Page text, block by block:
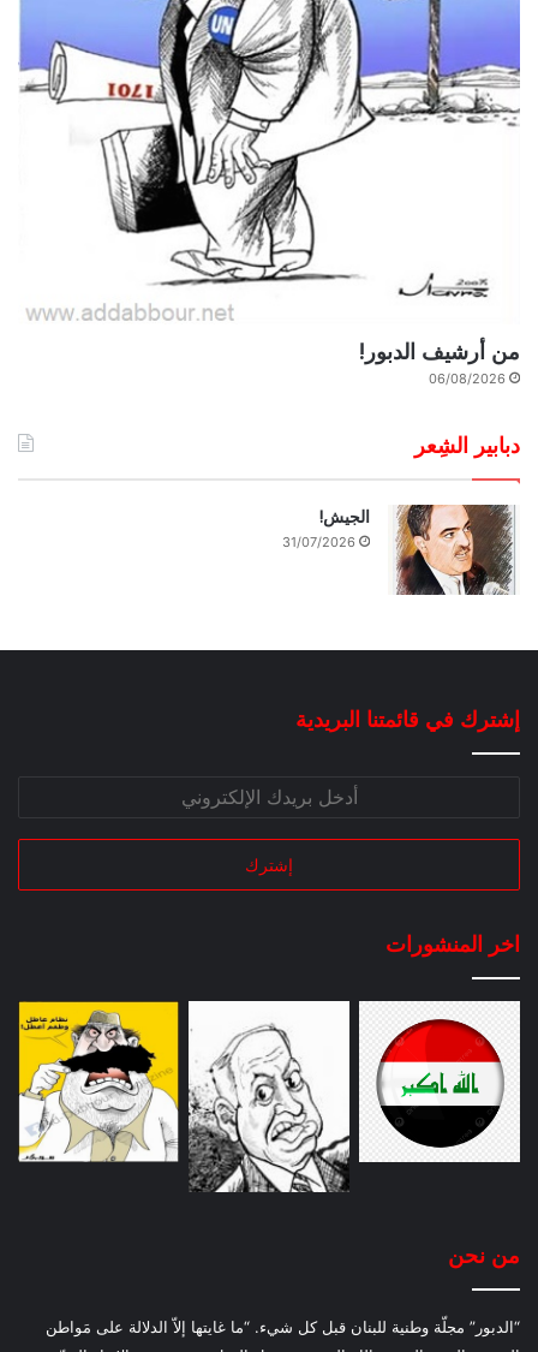
من أرشيف الدبور!
06/08/2026
دبابير الشِعر
الجيش!
31/07/2026
إشترك في قائمتنا البريدية
اخر المنشورات
من نحن
“الدبور” مجلّة وطنية للبنان قبل كل شيء. “ما غايتها إلاّ الدلالة على مَواطن